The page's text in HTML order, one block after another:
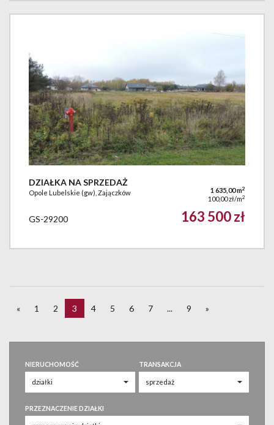
DZIAŁKA NA SPRZEDAŻ
Opole Lubelskie (gw), Zajączków 1 635,00 m2
100,00 zł/m2
GS-29200 163 500 zł
« 1 2 3 4 5 6 7 ... 9 »
NIERUCHOMOŚĆ TRANSAKCJA
PRZEZNACZENIE DZIAŁKI